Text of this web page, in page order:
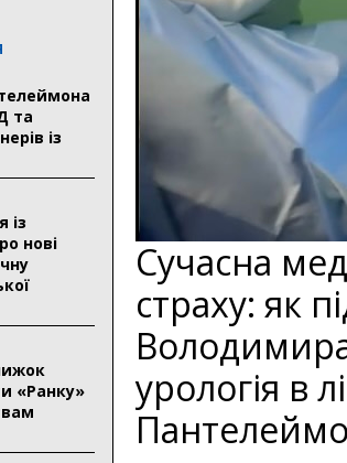
та
із
із
нові
«Ранку»
Сучасна
страху: як
урологія в